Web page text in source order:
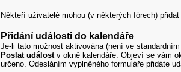
Někteří uživatelé mohou (v některých fórech)
Přidání události do kalendáře
Je-li tato možnost aktivována (není ve
Poslat událostv okně kalendáře. Objeví se vám
určeno. Odesláním vyplněného formuláře přidáte